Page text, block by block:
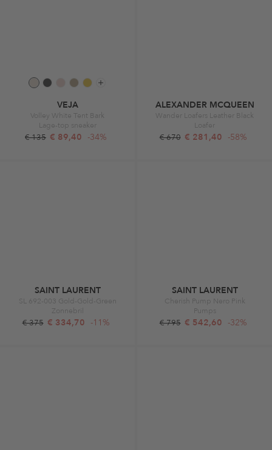
VEJA
Volley White Tent Bark
Lage-top sneaker
€ 135 € 89,40 -34%
ALEXANDER MCQUEEN
Wander Loafers Leather Black
Loafer
€ 670 € 281,40 -58%
SAINT LAURENT
SL 692-003 Gold-Gold-Green
Zonnebril
€ 375 € 334,70 -11%
SAINT LAURENT
Cherish Pump Nero Pink
Pumps
€ 795 € 542,60 -32%